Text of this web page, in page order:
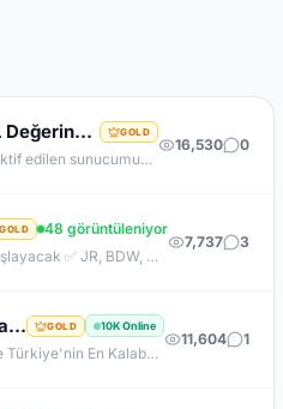
RevengeKo.Com %400 Academy 14 Ağustos 2026 | v.2585 Light Farm | 1500 TL Değerinde VIP Paket Hediye GOLD
Official Sunucumuzda +2500 User ile sorunsuz bir şekilde sunucumuzu aktif ettik. Aktif edilen sunucumuza geç kalmış veya başlayamayan oyuncularımız için 2. Akademi Sunucumuz 14 Ağustos Cuma günü Aktif Edilecektir. %400 DROP , %400 EXP , %400 Coins Drobu olarak sunucu 14 ağustosda academy olarak aktif edilecektir. Sunucumuz 1 Lv aktif edilmesine rağmen oyuncularımızın geri kalmaması için Akademi sunucumuz 83 Lv Başlangıç Full Skill olarak aktif edilecektir.
16,530 0
GOLD
48 görüntüleniyor
EŞİT PK SERVER, YENİ AÇILDI. ✅ Her şey ücretsiz ✅ Kesinlikle item satışı yok ✅ Herkes eşit şartlarda başlayacak ✅ JR, BDW, Chaos ve savaş etkinlikleri aktif ✅ Kalabalık ve rekabetçi PK ortamı Bu cumartesi saat 21:00’da yeniden bizimle olun. Arkadaşlarınızı da davet edin, hep birlikte daha güçlü ve daha kalabalık bir başlangıç yapalım! Desteğiniz ve anlayışınız için teşekkür ederiz.
7,737 3
❌ LOGOSWAR.COM ❌ [ 83/1 ] PK SERVER ▌FULL ITEM BAŞLANGIÇ ▌Adım Atamayacağın Kadar Kalabalık GOLD 10K Online
83 LvL. Ful İtem ile Başla, Direk PK'ya Hazir Bir PvP Server, Full Pus'da Hediye, 10.000 Oyuncu Kitlesi ile Türkiye'nin En Kalabalık PK Serveri, Sizlerde Hemen Yerinizi Alın.
11,604 1